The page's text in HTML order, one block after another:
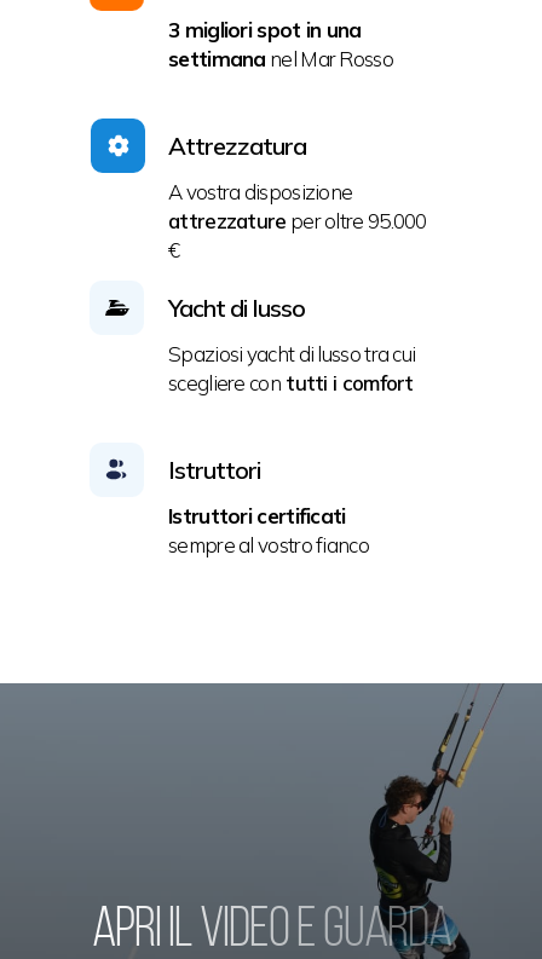
3 migliori spot in una
settimana nel Mar Rosso
Attrezzatura
A vostra disposizione
attrezzature per oltre 95.000
€
Yacht di lusso
Spaziosi yacht di lusso tra cui
scegliere contutti i comfort
Istruttori
Istruttori certificati
sempre al vostro fianco
Apri il video e guarda